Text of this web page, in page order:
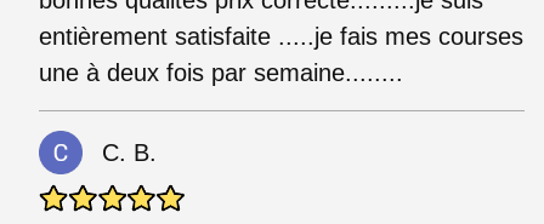
entièrement satisfaite .....je fais mes courses
une à deux fois par semaine........
C. B.